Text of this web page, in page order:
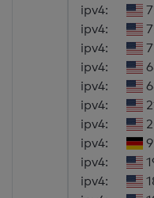
ipv4:
ipv4:
ipv4:
ipv4:
ipv4:
ipv4:
ipv4:
ipv4:
ipv4:
ipv4: